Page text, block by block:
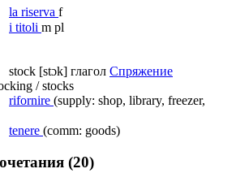
la riserva f
i titoli m pl
stock [stɔk] глагол Спряжение
/ stocks
rifornire (supply: shop, library, freezer,
tenere (comm: goods)
(20)